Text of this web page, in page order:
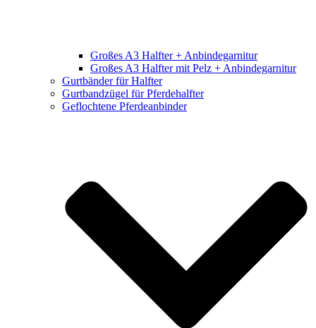
Großes A3 Halfter + Anbindegarnitur
Großes A3 Halfter mit Pelz + Anbindegarnitur
Gurtbänder für Halfter
Gurtbandzügel für Pferdehalfter
Geflochtene Pferdeanbinder